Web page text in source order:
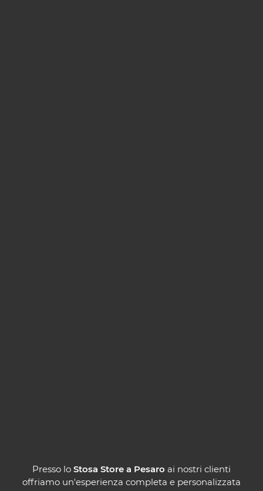
​Presso lo Stosa Store a Pesaro ai nostri clienti
offriamo un'esperienza completa e personalizzata